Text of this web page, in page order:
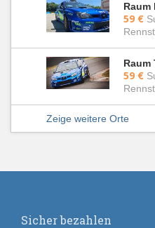
Raum
59 €
Raum
59 €
Zeige weitere Orte
Sicher bezahlen